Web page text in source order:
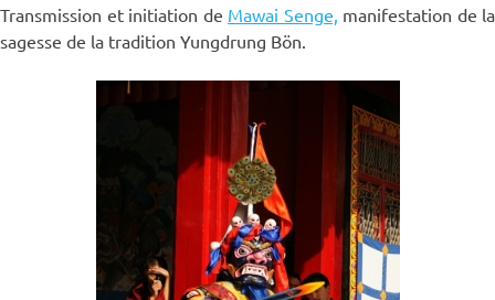
Transmission et initiation de Mawai Senge, manifestation de la
sagesse de la tradition Yungdrung Bön.